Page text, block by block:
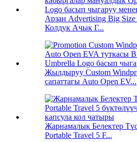
Арзан Advertising Big
Колдук Ачык Г...
Жылдыруу Custom
сапаттагы Auto Open EV...
Жарнамалык Белектер
Portable Travel 5 F...